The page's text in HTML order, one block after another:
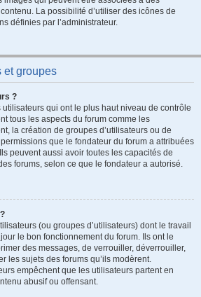
La possibilité d’utiliser des icônes de
définies par l’administrateur.
et groupes
?
utilisateurs qui ont le plus haut niveau de contrôle
tous les aspects du forum comme les
la création de groupes d’utilisateurs ou de
que le fondateur du forum a attribuées
peuvent aussi avoir toutes les capacités de
forums, selon ce que le fondateur a autorisé.
(ou groupes d’utilisateurs) dont le travail
le bon fonctionnement du forum. Ils ont le
des messages, de verrouiller, déverrouiller,
les sujets des forums qu’ils modèrent.
empêchent que les utilisateurs partent en
abusif ou offensant.